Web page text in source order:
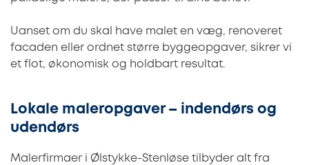
Uanset om du skal have malet en væg, renoveret
facaden eller ordnet større byggeopgaver, sikrer vi
et flot, økonomisk og holdbart resultat.
Lokale maleropgaver – indendørs og
udendørs
Malerfirmaer i Ølstykke-Stenløse tilbyder alt fra